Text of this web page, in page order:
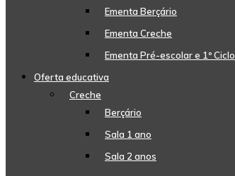
Ementa Berçário
Ementa Creche
Ementa Pré-escolar e 1º Ciclo
Oferta educativa
Creche
Berçário
Sala 1 ano
Sala 2 anos